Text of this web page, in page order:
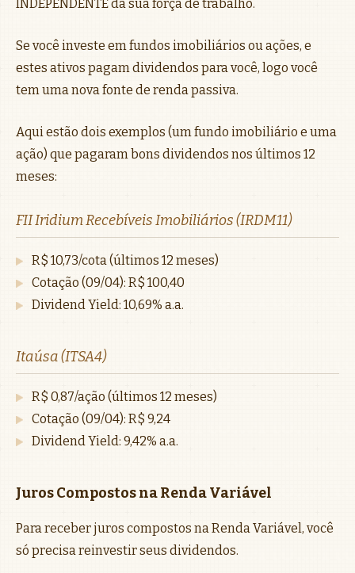
INDEPENDENTE da sua força de trabalho.
Se você investe em fundos imobiliários ou ações, e
estes ativos pagam dividendos para você, logo você
tem uma nova fonte de renda passiva.
Aqui estão dois exemplos (um fundo imobiliário e uma
ação) que pagaram bons dividendos nos últimos 12
meses:
FII Iridium Recebíveis Imobiliários (IRDM11)
R$ 10,73/cota (últimos 12 meses)
Cotação (09/04): R$ 100,40
Dividend Yield: 10,69% a.a.
Itaúsa (ITSA4)
R$ 0,87/ação (últimos 12 meses)
Cotação (09/04): R$ 9,24
Dividend Yield: 9,42% a.a.
Juros Compostos na Renda Variável
Para receber juros compostos na Renda Variável, você
só precisa reinvestir seus dividendos.